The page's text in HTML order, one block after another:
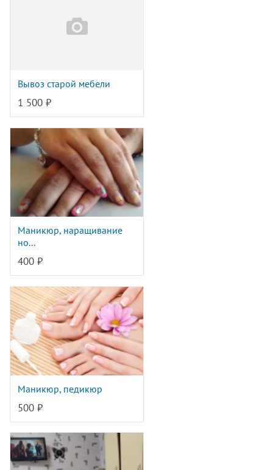
Вывоз старой мебели
1 500 ₽
Маникюр, наращивание
но...
400 ₽
Маникюр, педикюр
500 ₽